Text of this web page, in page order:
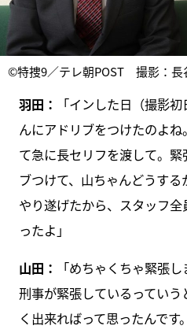
©特捜9／テレ朝POST 撮影：長
羽田：
「インした日（撮影
んにアドリブをつけたのよ
て急に長セリフを渡して。
ブつけて、山ちゃんどうす
やり遂げたから、スタッフ
ったよ」
山田：
「めちゃくちゃ緊張
刑事が緊張しているってい
く出来ればって思ったんで